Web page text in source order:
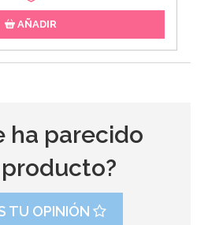
AÑADIR
ha parecido
TU OPINIÓN